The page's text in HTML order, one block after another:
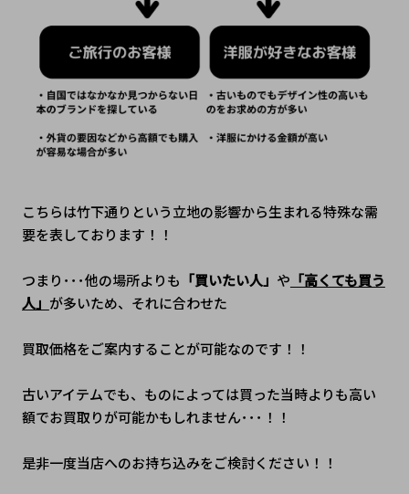
こちらは竹下通りという立地の影響から生まれる特殊な需
要を表しております！！
つまり･･･他の場所よりも 「買いたい人」 や 「高くても買う
人」 が多いため、それに合わせた
買取価格をご案内することが可能なのです！！
古いアイテムでも、ものによっては買った当時よりも高い
額でお買取りが可能かもしれません･･･！！
是非一度当店へのお持ち込みをご検討ください！！